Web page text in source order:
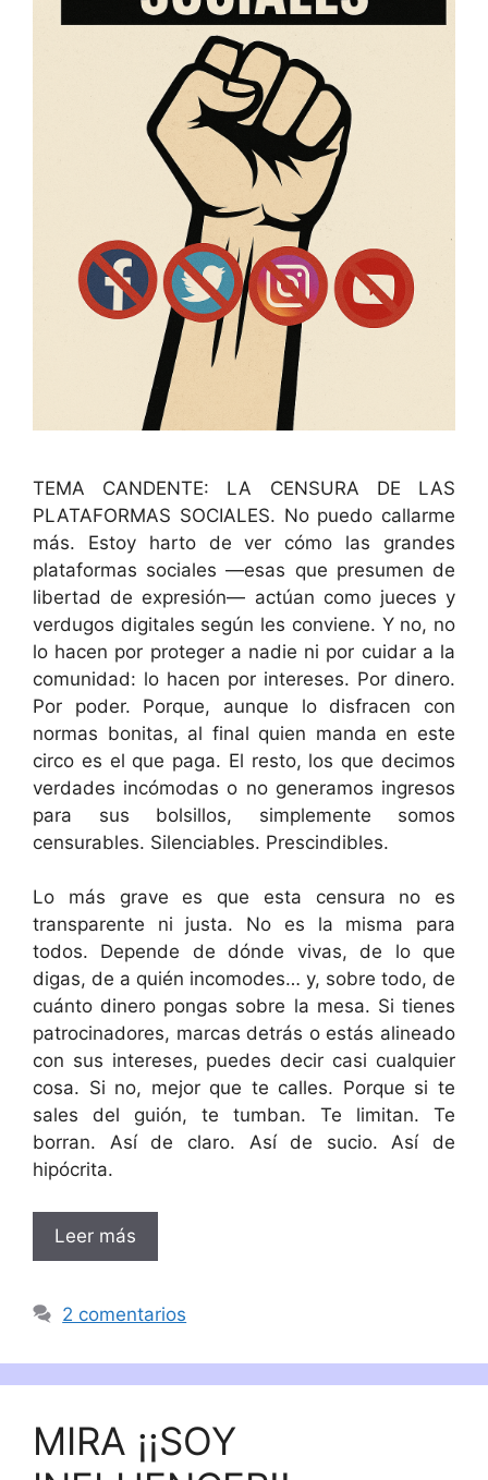
TEMA CANDENTE: LA CENSURA DE LAS
PLATAFORMAS SOCIALES. No puedo callarme
más. Estoy harto de ver cómo las grandes
plataformas sociales —esas que presumen de
libertad de expresión— actúan como jueces y
verdugos digitales según les conviene. Y no, no
lo hacen por proteger a nadie ni por cuidar a la
comunidad: lo hacen por intereses. Por dinero.
Por poder. Porque, aunque lo disfracen con
normas bonitas, al final quien manda en este
circo es el que paga. El resto, los que decimos
verdades incómodas o no generamos ingresos
para sus bolsillos, simplemente somos
censurables. Silenciables. Prescindibles.
Lo más grave es que esta censura no es
transparente ni justa. No es la misma para
todos. Depende de dónde vivas, de lo que
digas, de a quién incomodes… y, sobre todo, de
cuánto dinero pongas sobre la mesa. Si tienes
patrocinadores, marcas detrás o estás alineado
con sus intereses, puedes decir casi cualquier
cosa. Si no, mejor que te calles. Porque si te
sales del guión, te tumban. Te limitan. Te
borran. Así de claro. Así de sucio. Así de
hipócrita.
Leer más
2 comentarios
MIRA ¡¡SOY